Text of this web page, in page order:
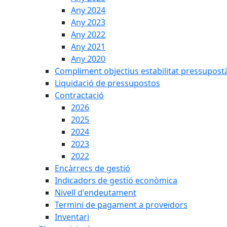
Any 2024
Any 2023
Any 2022
Any 2021
Any 2020
Compliment objectius estabilitat
Liquidació de pressupostos
Contractació
2026
2025
2024
2023
2022
Encàrrecs de gestió
Indicadors de gestió econòmica
Nivell d'endeutament
Termini de pagament a proveïdors
Inventari